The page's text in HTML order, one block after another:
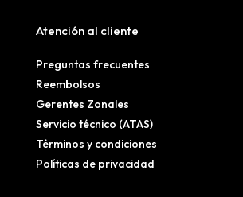
Atención al cliente
Preguntas frecuentes
Reembolsos
Gerentes Zonales
Servicio técnico (ATAS)
Términos y condiciones
Políticas de privacidad